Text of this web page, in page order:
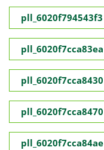
pll_6020f794543f3
pll_6020f7cca83ea
pll_6020f7cca8430
pll_6020f7cca8470
pll_6020f7cca84ae